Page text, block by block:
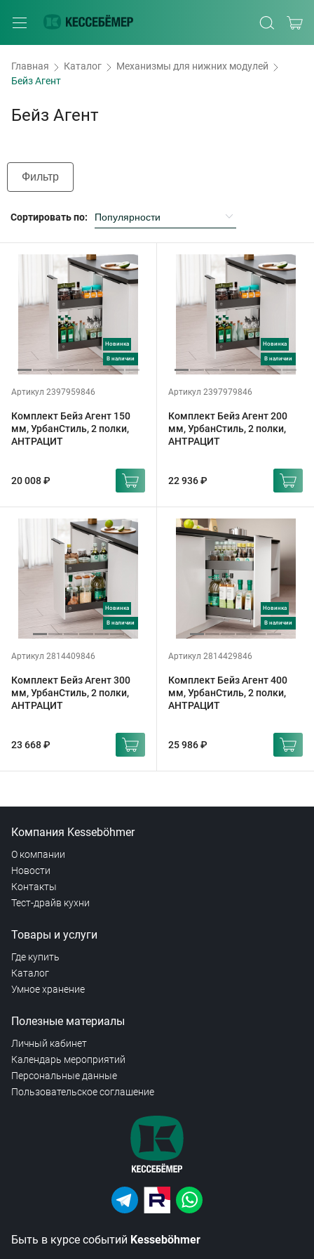
Главная Каталог
Механизмы для нижних модулей
Бейз Агент
Бейз Агент
Фильтр
Сортировать по:
Новинка
в наличии
Артикул 2397959846
Комплект Бейз Агент 150
мм, УрбанСтиль, 2 полки,
АНТРАЦИТ
20 008 ₽
Новинка
в наличии
Артикул 2397979846
Комплект Бейз Агент 200
мм, УрбанСтиль, 2 полки,
АНТРАЦИТ
22 936 ₽
Новинка
в наличии
Артикул 2814409846
Комплект Бейз Агент 300
мм, УрбанСтиль, 2 полки,
АНТРАЦИТ
23 668 ₽
Новинка
в наличии
Артикул 2814429846
Комплект Бейз Агент 400
мм, УрбанСтиль, 2 полки,
АНТРАЦИТ
25 986 ₽
Компания Kesseböhmer
О компании
Новости
Контакты
Тест-драйв кухни
Товары и услуги
Где купить
Каталог
Умное хранение
Полезные материалы
Личный кабинет
Календарь мероприятий
Персональные данные
Пользовательское соглашение
Быть в курсе событий Kesseböhmer